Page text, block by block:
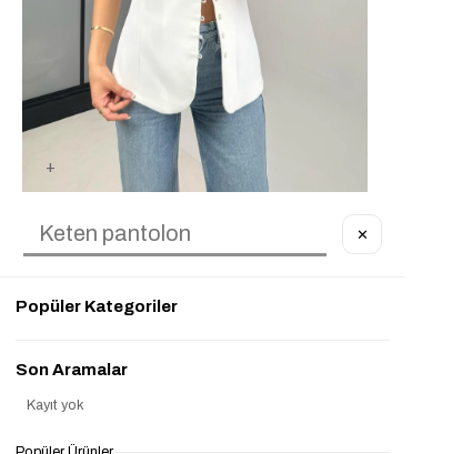
₺800,00
₺1.399,90 ✕
Popüler Kategoriler
Son Aramalar
Kayıt yok